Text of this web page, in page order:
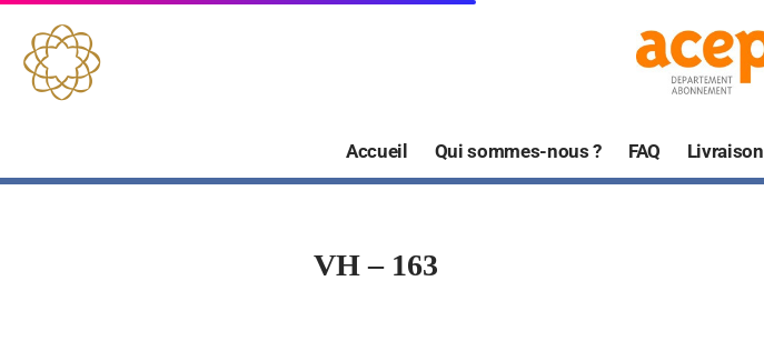
Accueil Qui sommes-nous ? FAQ Livraison
VH – 163